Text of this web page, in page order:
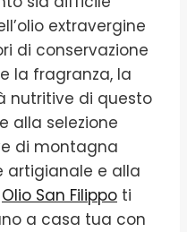
extravergine
di conservazione
la fragranza, la
nutritive di questo
alla selezione
di montagna
artigianale e alla
Olio San Filippo ti
a casa tua con